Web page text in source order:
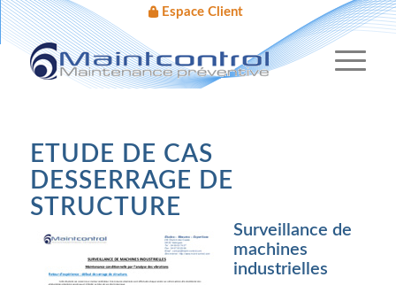
Espace Client
ETUDE DE CAS
DESSERRAGE DE
STRUCTURE
Surveillance de
machines
industrielles